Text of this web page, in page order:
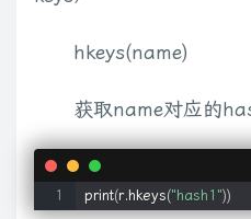
hkeys(name)
获取name对应的
print(r.hkeys("hash1"))